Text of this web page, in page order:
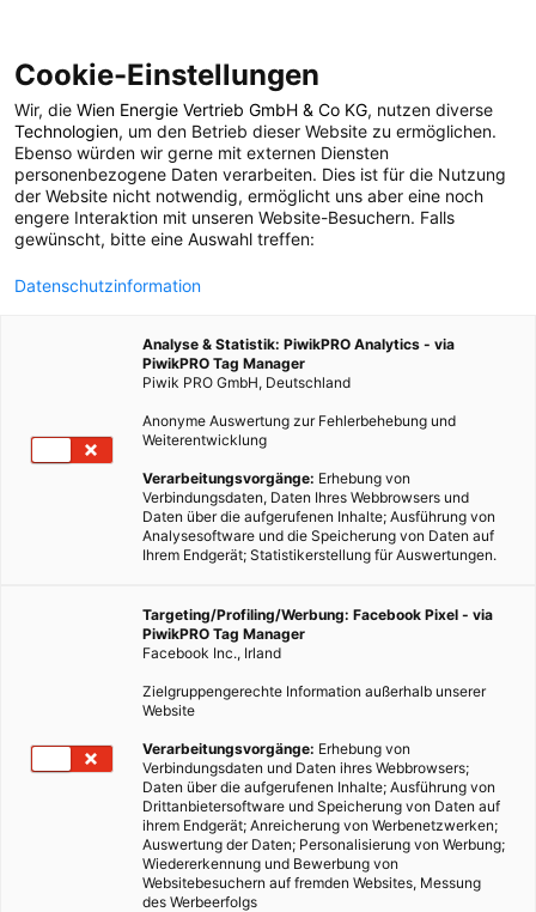
POSTS BY TAG
Google Earth
1 BEITRAG
Cookie-Einstellungen
Wir, die Wien Energie Vertrieb GmbH & Co KG, nutzen diverse
Technologien, um den Betrieb dieser Website zu ermöglichen.
Ebenso würden wir gerne mit externen Diensten
personenbezogene Daten verarbeiten. Dies ist für die Nutzung
der Website nicht notwendig, ermöglicht uns aber eine noch
engere Interaktion mit unseren Website-Besuchern. Falls
gewünscht, bitte eine Auswahl treffen:
Datenschutzinformation
Analyse & Statistik: PiwikPRO Analytics - via
PiwikPRO Tag Manager
Piwik PRO GmbH, Deutschland
Anonyme Auswertung zur Fehlerbehebung und
Weiterentwicklung
Verarbeitungsvorgänge: Erhebung von
Verbindungsdaten, Daten Ihres Webbrowsers und
Daten über die aufgerufenen Inhalte; Ausführung von
Analysesoftware und die Speicherung von Daten auf
Ihrem Endgerät; Statistikerstellung für Auswertungen.
Targeting/Profiling/Werbung: Facebook Pixel - via
PiwikPRO Tag Manager
Facebook Inc., Irland
Zielgruppengerechte Information außerhalb unserer
Website
Verarbeitungsvorgänge: Erhebung von
Verbindungsdaten und Daten ihres Webbrowsers;
Daten über die aufgerufenen Inhalte; Ausführung von
Drittanbietersoftware und Speicherung von Daten auf
ihrem Endgerät; Anreicherung von Werbenetzwerken;
Auswertung der Daten; Personalisierung von Werbung;
Wiedererkennung und Bewerbung von
Websitebesuchern auf fremden Websites, Messung
des Werbeerfolgs